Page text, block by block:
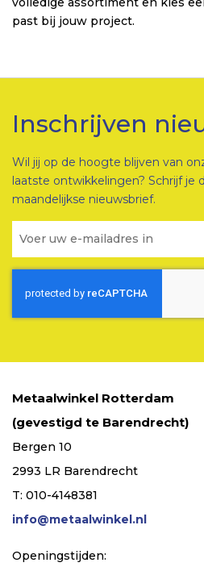
past bij jouw project.
Inschrijven
Wil jij op de hoogte blijven van
laatste ontwikkelingen? Schrijf je
maandelijkse nieuwsbrief.
Metaalwinkel Rotterdam
(gevestigd te Barendrecht)
Bergen 10
2993 LR Barendrecht
T: 010-4148381
info@metaalwinkel.nl
Openingstijden: